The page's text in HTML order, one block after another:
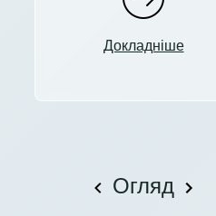
Докладніше
Огляд